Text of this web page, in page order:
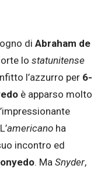
di Abraham de
lo statunitense
l’azzurro per 6-
è apparso molto
americano ha
incontro ed
. Ma Snyder,